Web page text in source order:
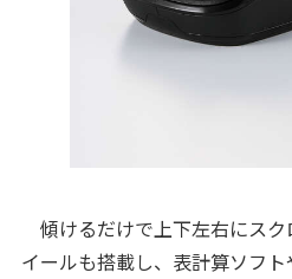
傾けるだけで上下左右にス
イールも搭載し、表計算ソフ